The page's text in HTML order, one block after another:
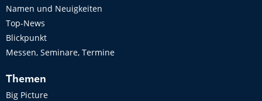
Namen und Neuigkeiten
Top-News
Blickpunkt
Messen, Seminare, Termine
Themen
Big Picture